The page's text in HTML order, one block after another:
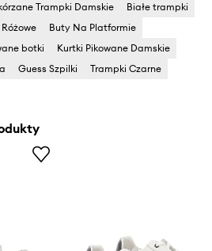
Trampki Damskie
Białe trampki
Buty Na Platformie
botki
Kurtki Pikowane Damskie
Guess Szpilki
Trampki Czarne